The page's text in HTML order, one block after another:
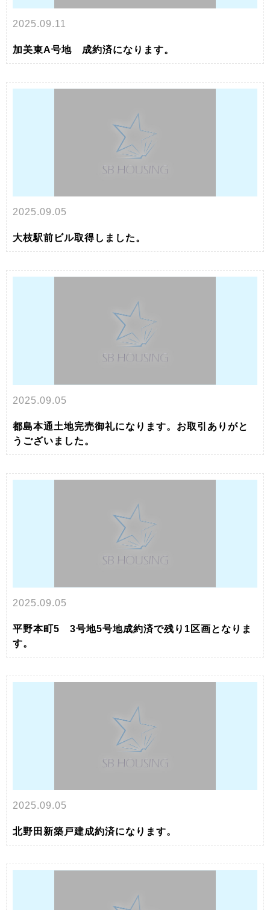
空き家を売却したい方
2025.09.11
加美東A号地 成約済になります。
2025.09.05
大枝駅前ビル取得しました。
2025.09.05
都島本通土地完売御礼になります。お取引ありがと
うございました。
2025.09.05
平野本町5 3号地5号地成約済で残り1区画となりま
す。
2025.09.05
北野田新築戸建成約済になります。